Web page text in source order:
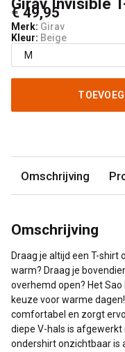
Girav Invisible
€ 49,95
Merk: Girav
Kleur: Beige
Omschrijving
Omschrijving
Draag je altijd een T-shirt
warm? Draag je
overhemd open? Het
keuze voor warme
comfortabel en zorgt
diepe V-hals is
ondershirt onzichtbaar is